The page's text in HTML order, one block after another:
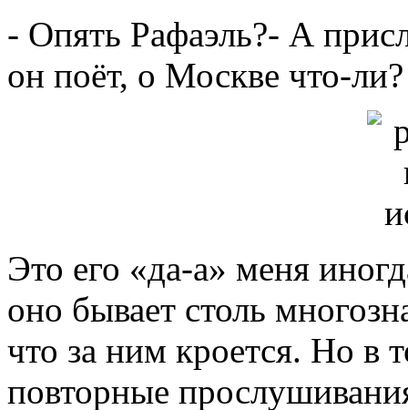
- Опять Рафаэль?- А
он поёт, о Москве что-
Это его «да-а» меня
оно бывает столь
что за ним кроется. Но в
повторные